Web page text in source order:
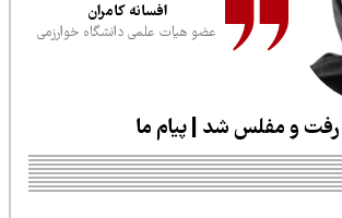
افسانه کامران
عضو هیات علمی دانشگاه خوارزمی
و مفلس شد | پیام ما